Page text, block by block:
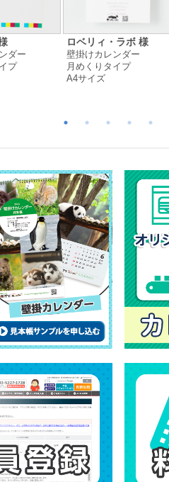
ダー
プ
ロベリィ・ラボ 様
壁掛けカレンダー
月めくりタイプ
A4サイズ